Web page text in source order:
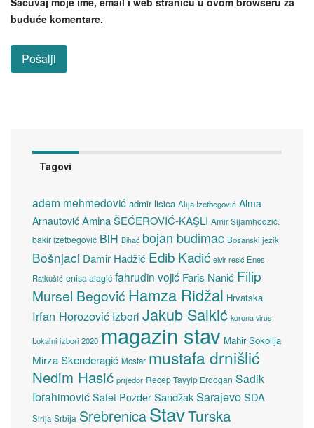
buduće komentare.
Tagovi
adem mehmedović admir lisica Alija Izetbegović Alma
Arnautović Amina ŠEĆEROVIĆ-KAŞLI Amir Sijamhodžić.
bakir izetbegović BiH Bihać bojan budimac Bosanski jezik
Bošnjaci Damir Hadžić Edib Kadić elvir resić Enes
Ratkušić enisa alagić fahrudin vojić Faris Nanić Filip
Mursel Begović Hamza Ridžal Hrvatska
Irfan Horozović Izbori Jakub Salkić korona virus
Lokalni izbori 2020 magazin stav Mahir Sokolija
Mirza Skenderagić Mostar mustafa drnišlić
Nedim Hasić prijedor Recep Tayyip Erdogan Sadik
Ibrahimović Safet Pozder SandžakSarajevoSDA
Sirija Srbija SrebrenicaStavTurska